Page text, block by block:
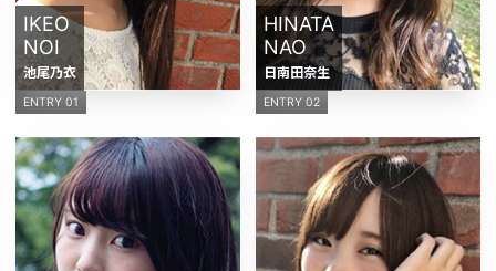
IKEO
NOI
池尾乃衣
ENTRY 01
HINATA
NAO
日南田奈生
ENTRY 02